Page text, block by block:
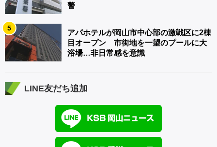
警
5
アパホテルが岡山市中心部の激戦区に2棟
目オープン 市街地を一望のプールに大
浴場…非日常感を意識
LINE友だち追加